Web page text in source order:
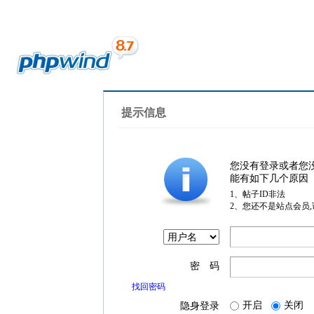
提示信息
您没有登录或者您
能有如下几个原因
1、帖子ID非法
2、您还不是站点会员
密 码
找回密码
隐身登录 开启 关闭